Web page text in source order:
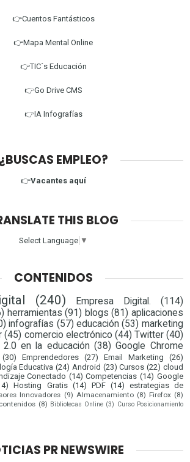
👉Cuentos Fantásticos
👉Mapa Mental Online
👉TIC´s Educación
👉Go Drive CMS
👉IA Infografías
¿BUSCAS EMPLEO?
👉Vacantes aquí
THIS BLOG
Select Language ▼
CONTENIDOS
(240) Empresa Digital.
(114)
herramientas (91) blogs (81) aplicaciones
infografías (57) educación (53) marketing
(45) comercio electrónico (44) Twitter (40)
en la educación (38) Google Chrome
(30) Emprendedores (27) Email Marketing
(26)
Educativa (24) Android (23) Cursos (22) cloud
Conectado (14) Competencias (14) Google
Hosting Gratis (14) PDF (14) estrategias de
Innovadores (9) Almacenamiento (8) Firefox (8)
(8) Bibliotecas Online (3) Curso Posicionamiento
PR NEWSWIRE